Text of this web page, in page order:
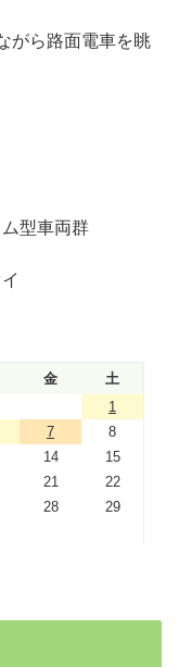
がら路面電車を眺
型車両群
金
土
1
7
8
14
15
21
22
28
29